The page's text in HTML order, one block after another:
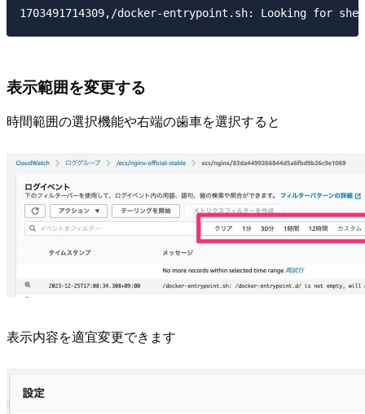
表示範囲を変更する
時間範囲の選択機能や右端の歯車を選択すると
表示内容を適宜変更できます